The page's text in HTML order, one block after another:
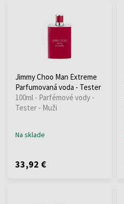
Jimmy Choo Man Extreme
Parfumovaná voda - Tester
100ml - Parfémové vody -
Tester - Muži
Na sklade
33,92 €